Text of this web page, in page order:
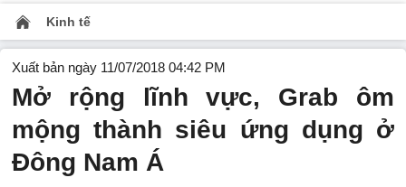
Kinh tế
Xuất bản ngày 11/07/2018 04:42 PM
Mở rộng lĩnh vực, Grab ôm
mộng thành siêu ứng dụng ở
Đông Nam Á